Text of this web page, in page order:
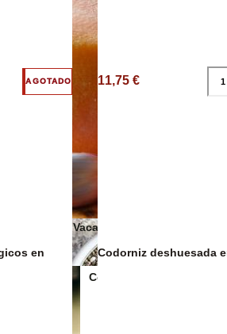
Quesos de Vaca
Conservas Veganas
AGOTADO 11,75 €
en
Codorniz deshuesada